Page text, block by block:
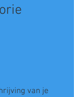
van je